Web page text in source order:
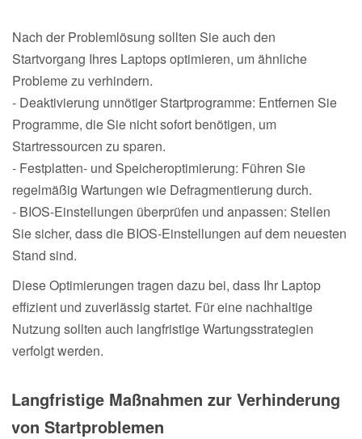
Nach der Problemlösung sollten Sie auch den
Startvorgang Ihres Laptops optimieren, um ähnliche
Probleme zu verhindern.
- Deaktivierung unnötiger Startprogramme: Entfernen Sie
Programme, die Sie nicht sofort benötigen, um
Startressourcen zu sparen.
- Festplatten- und Speicheroptimierung: Führen Sie
regelmäßig Wartungen wie Defragmentierung durch.
- BIOS-Einstellungen überprüfen und anpassen: Stellen
Sie sicher, dass die BIOS-Einstellungen auf dem neuesten
Stand sind.
Diese Optimierungen tragen dazu bei, dass Ihr Laptop
effizient und zuverlässig startet. Für eine nachhaltige
Nutzung sollten auch langfristige Wartungsstrategien
verfolgt werden.
Langfristige Maßnahmen zur Verhinderung
von Startproblemen